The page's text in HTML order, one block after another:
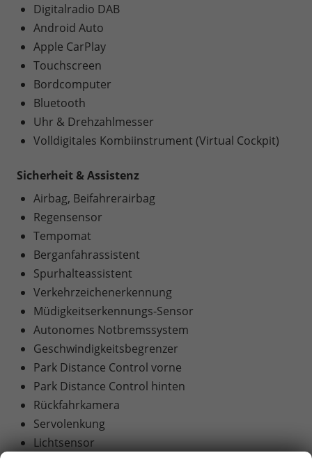
Digitalradio DAB
Android Auto
Apple CarPlay
Touchscreen
Bordcomputer
Bluetooth
Uhr & Drehzahlmesser
Volldigitales Kombiinstrument (Virtual Cockpit)
Sicherheit & Assistenz
Airbag, Beifahrerairbag
Regensensor
Tempomat
Berganfahrassistent
Spurhalteassistent
Verkehrzeichenerkennung
Müdigkeitserkennungs-Sensor
Autonomes Notbremssystem
Geschwindigkeitsbegrenzer
Park Distance Control vorne
Park Distance Control hinten
Rückfahrkamera
Servolenkung
Lichtsensor